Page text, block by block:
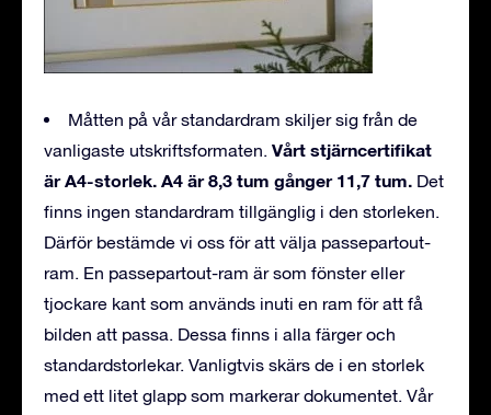
Måtten på vår standardram skiljer sig från de
vanligaste utskriftsformaten. Vårt stjärncertifikat
är A4-storlek. A4 är 8,3 tum gånger 11,7 tum. Det
finns ingen standardram tillgänglig i den storleken.
Därför bestämde vi oss för att välja passepartout-
ram. En passepartout-ram är som fönster eller
tjockare kant som används inuti en ram för att få
bilden att passa. Dessa finns i alla färger och
standardstorlekar. Vanligtvis skärs de i en storlek
med ett litet glapp som markerar dokumentet. Vår